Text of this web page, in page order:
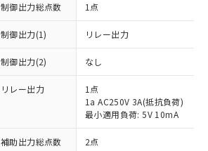
制御出力総点数 1点
制御出力(1) リレー出力
制御出力(2) なし
リレー出力
1点
1a AC250V 3A(抵抗負荷)
最小適用負荷: 5V 10mA
補助出力総点数 2点